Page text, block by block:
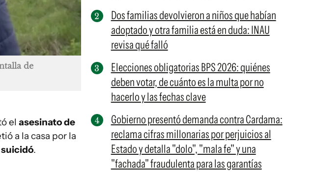
de
el asesinato de
a la casa por la
suicidó.
Dos familias devolvieron a niños que habían
adoptado y otra familia está en duda: INAU
revisa qué falló
Elecciones obligatorias BPS 2026: quiénes
deben votar, de cuánto es la multa por no
hacerlo y las fechas clave
Gobierno presentó demanda contra Cardama:
reclama cifras millonarias por perjuicios al
Estado y detalla "dolo", "mala fe" y una
"fachada" fraudulenta para las garantías